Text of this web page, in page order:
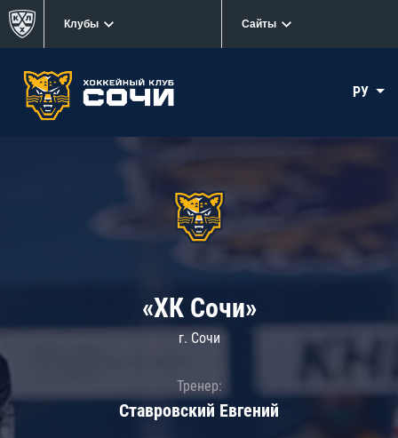
Клубы Сайты
РУ
«ХК Сочи»
г. Сочи
Тренер:
Ставровский Евгений